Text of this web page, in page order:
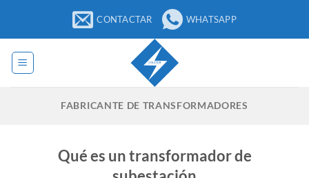
contenido
CONTACTAR WHATSAPP
FABRICANTE DE TRANSFORMADORES
Qué es un transformador de